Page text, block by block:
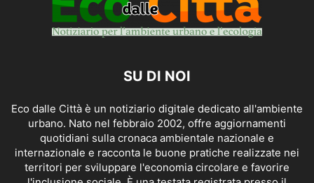
SU DI NOI
Eco dalle Città è un notiziario digitale dedicato all'ambiente
urbano. Nato nel febbraio 2002, offre aggiornamenti
quotidiani sulla cronaca ambientale nazionale e
internazionale e racconta le buone pratiche realizzate nei
territori per sviluppare l'economia circolare e favorire